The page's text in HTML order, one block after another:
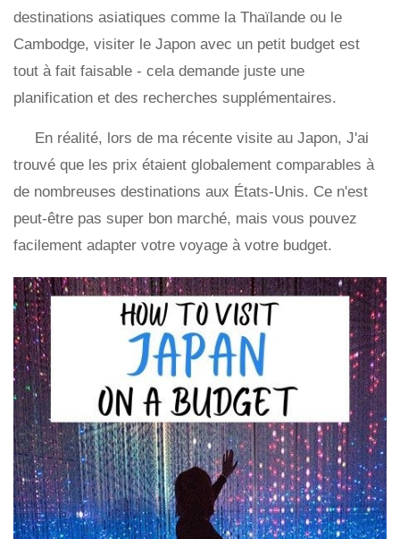
destinations asiatiques comme la Thaïlande ou le
Cambodge, visiter le Japon avec un petit budget est
tout à fait faisable - cela demande juste une
planification et des recherches supplémentaires.
En réalité, lors de ma récente visite au Japon, J'ai
trouvé que les prix étaient globalement comparables à
de nombreuses destinations aux États-Unis. Ce n'est
peut-être pas super bon marché, mais vous pouvez
facilement adapter votre voyage à votre budget.